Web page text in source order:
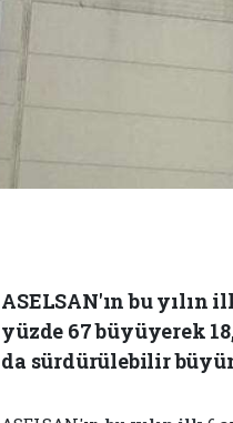
ASELSAN'ın bu yılın
yüzde 67 büyüyerek
da sürdürülebilir